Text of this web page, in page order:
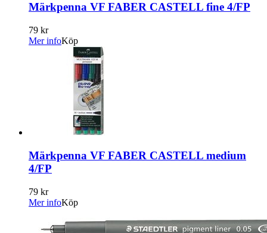
Märkpenna VF FABER CASTELL fine 4/FP
79 kr
Mer infoKöp
Märkpenna VF FABER CASTELL medium
4/FP
79 kr
Mer infoKöp